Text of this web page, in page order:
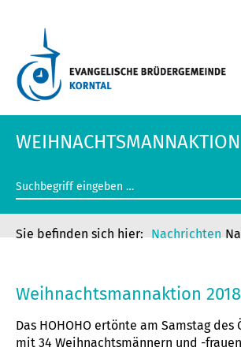
WEIHNACHTSMANNAKTION
Nachrichten
Weihnachtsmannaktion 2018
Das HOHOHO ertönte am Samstag
mit 34 Weihnachtsmännern und -